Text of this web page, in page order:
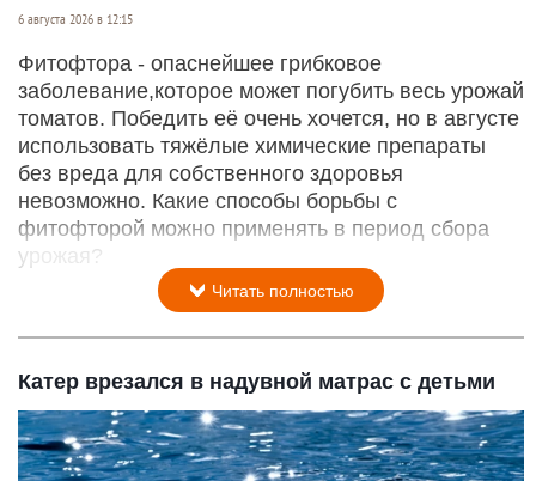
6 августа 2026 в 12:15
Фитофтора - опаснейшее грибковое
заболевание,которое может погубить весь урожай
томатов. Победить её очень хочется, но в августе
использовать тяжёлые химические препараты
без вреда для собственного здоровья
невозможно. Какие способы борьбы с
фитофторой можно применять в период сбора
урожая?
Читать полностью
Катер врезался в надувной матрас с детьми